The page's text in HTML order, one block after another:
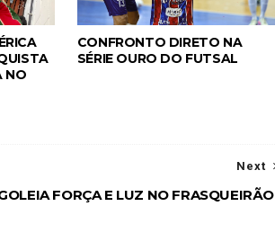
NO
CONFRONTO DIRETO NA
SÉRIE OURO DO FUTSAL
Next
FORÇA E LUZ NO FRASQUEIRÃO